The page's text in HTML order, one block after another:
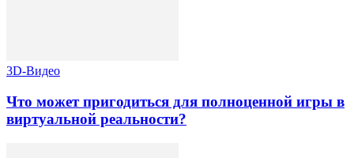
3D-Видео
Что может пригодиться для полноценной игры в
виртуальной реальности?